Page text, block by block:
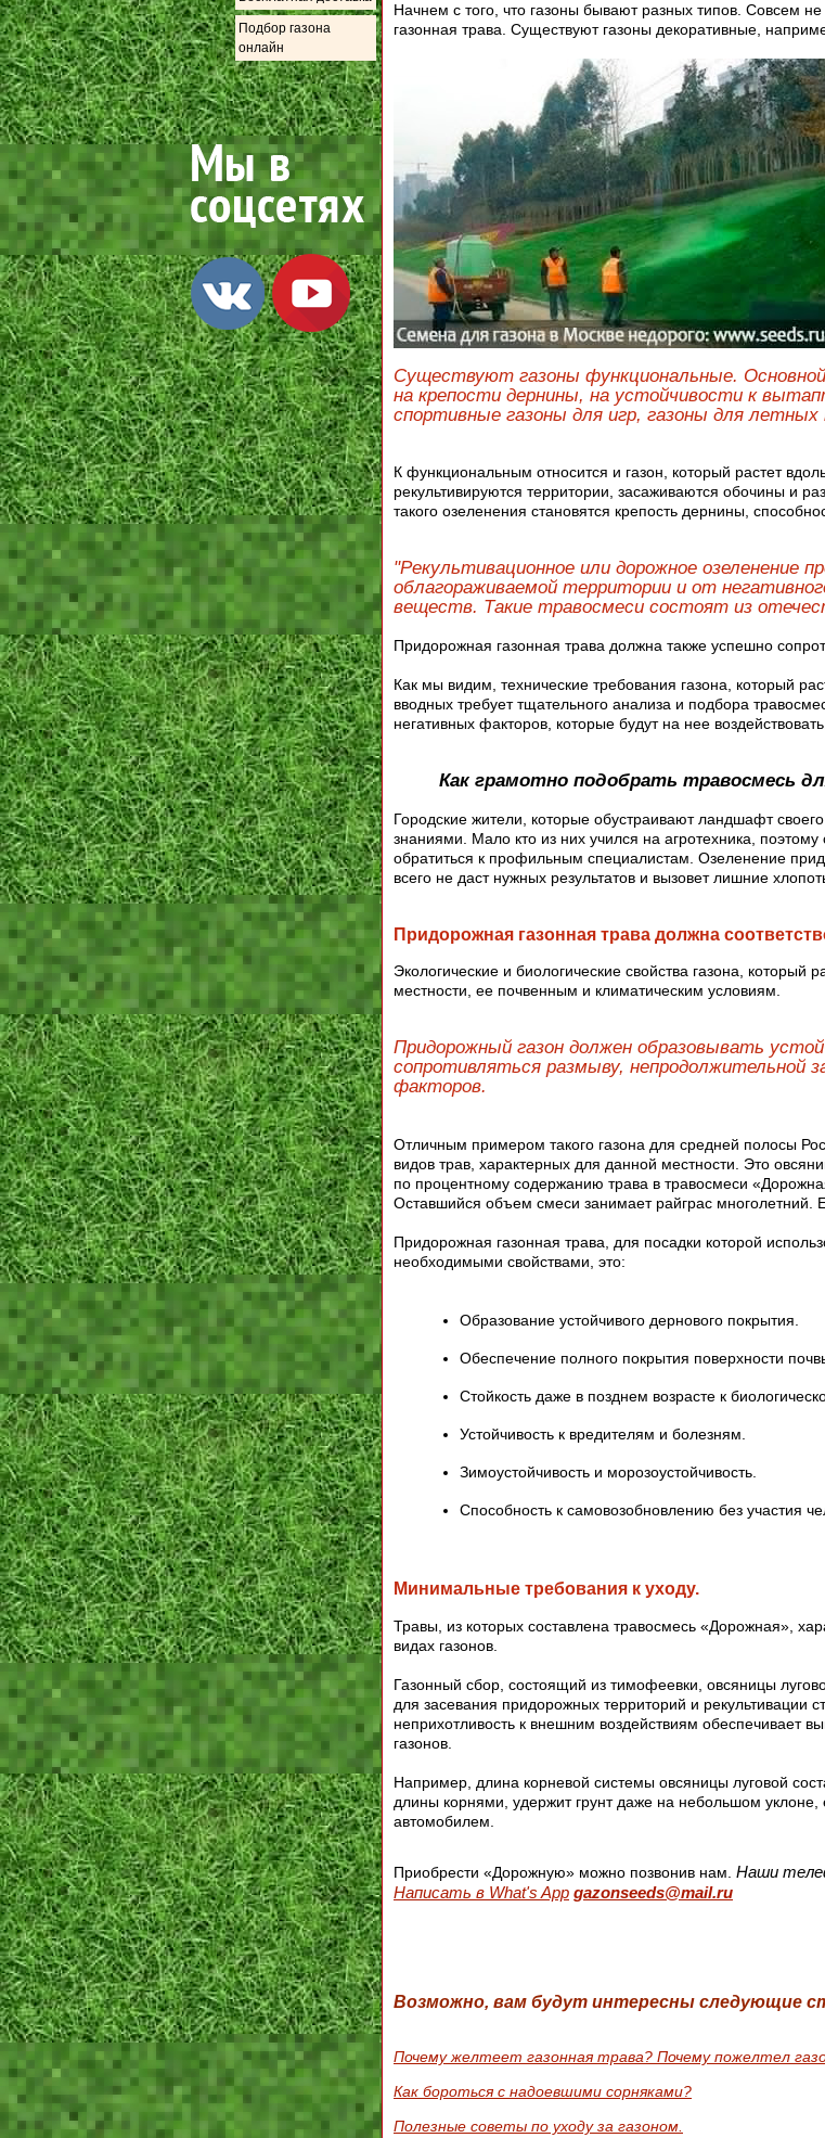
Подбор газона
онлайн
Начнем с того, что газоны бывают разных типов. Совсем
газонная трава. Существуют газоны декоративные,
Существуют газоны функциональные.
на крепости дернины, на устойчивости к
спортивные газоны для игр, газоны для летных
К функциональным относится и газон, который растет
рекультивируются территории, засаживаются обочины и
такого озеленения становятся крепость дернины,
"Рекультивационное или дорожное озеленение
облагораживаемой территории и от
веществ. Такие травосмеси состоят из
Придорожная газонная трава должна также успешно
Как мы видим, технические требования газона, который
вводных требует тщательного анализа и подбора
негативных факторов, которые будут на нее воздействовать.
Как грамотно подобрать травосмесь
Городские жители, которые обустраивают ландшафт
знаниями. Мало кто из них учился на агротехника,
обратиться к профильным специалистам. Озеленение
всего не даст нужных результатов и вызовет лишние
Придорожная газонная трава должна
Экологические и биологические свойства газона, который
местности, ее почвенным и климатическим условиям.
Придорожный газон должен образовывать
сопротивляться размыву, непродолжительной
факторов.
Отличным примером такого газона для средней полосы
видов трав, характерных для данной местности. Это
по процентному содержанию трава в травосмеси
Оставшийся объем смеси занимает райграс многолетний.
Придорожная газонная трава, для посадки которой
необходимыми свойствами, это:
Образование устойчивого дернового покрытия.
Обеспечение полного покрытия поверхности
Стойкость даже в позднем возрасте к
Устойчивость к вредителям и болезням.
Зимоустойчивость и морозоустойчивость.
Способность к самовозобновлению без участия
Минимальные требования к уходу.
Травы, из которых составлена травосмесь «Дорожная»,
видах газонов.
Газонный сбор, состоящий из тимофеевки, овсяницы
для засевания придорожных территорий и рекультивации
неприхотливость к внешним воздействиям обеспечивает
газонов.
Например, длина корневой системы овсяницы луговой
длины корнями, удержит грунт даже на небольшом уклоне,
автомобилем.
Приобрести «Дорожную» можно позвонив нам. Наши
Написать в What's App gazonseeds@mail.ru
Возможно, вам будут интересны следующие
Почему желтеет газонная трава? Почему пожелтел
Как бороться с надоевшими сорняками?
Полезные советы по уходу за газоном.